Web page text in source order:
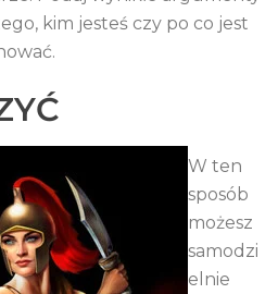
kim jesteś czy po co jest
W ten
sposób
możesz
samodzi
elnie